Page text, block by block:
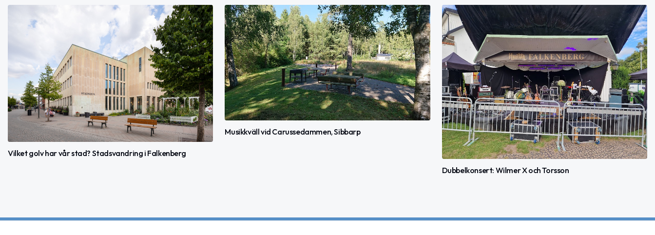
Vilket golv har vår stad? Stadsvandring i Falkenberg
Musikkväll vid Carussedammen, Sibbarp
Dubbelkonsert: Wilmer X och Torsson